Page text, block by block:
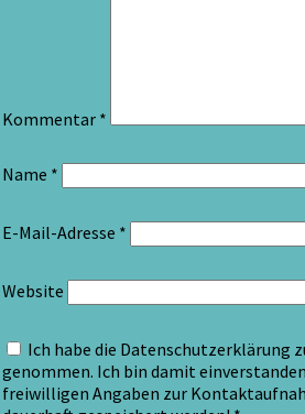
Kommentar *
Name *
E-Mail-Adresse *
Website
Ich habe die Datenschutzerklärung
genommen. Ich bin damit
freiwilligen Angaben zur